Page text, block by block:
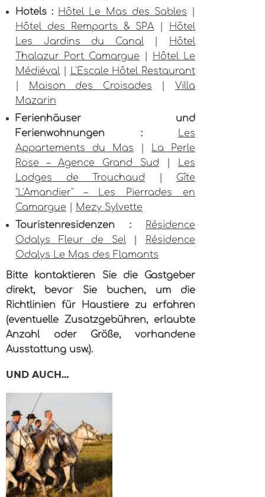
Hotels : Hôtel Le Mas des Sables
Hôtel des Remparts & SPA
Hôtel
Les Jardins du Canal|
Hôtel
Thalazur Port Camargue
Hôtel Le
Médiéval
L'Escale Hôtel Restaurant
Maison des Croisades |Villa
Mazarin
Ferienhäuser und
Ferienwohnungen :
Les
Appartements du Mas
La Perle
Rose – Agence Grand Sud
Les
Lodges de Trouchaud
Gîte
"L'Amandier" – Les Pierrades en
Camargue
Mezy Sylvette
Touristenresidenzen :
Résidence
Odalys Fleur de Sel|
Résidence
Odalys Le Mas des Flamants
Bitte kontaktieren Sie die Gastgeber
direkt, bevor Sie buchen, um die
Richtlinien für Haustiere zu erfahren
(eventuelle Zusatzgebühren, erlaubte
Anzahl oder Größe, vorhandene
Ausstattung usw.).
UND AUCH…